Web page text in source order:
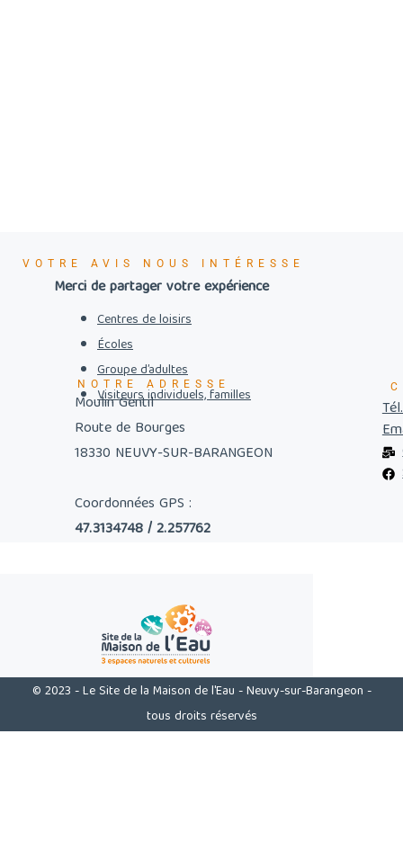
VOTRE AVIS NOUS INTÉRESSE
Merci de partager votre expérience
Centres de loisirs
Écoles
Groupe d’adultes
Visiteurs individuels, familles
NOTRE ADRESSE
Moulin Gentil
Route de Bourges
18330 NEUVY-SUR-BARANGEON
Coordonnées GPS :
47.3134748 / 2.257762
© 2023 - Le Site de la Maison de l'Eau - Neuvy-sur-Barangeon -
tous droits réservés